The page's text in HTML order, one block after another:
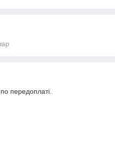
передоплаті.